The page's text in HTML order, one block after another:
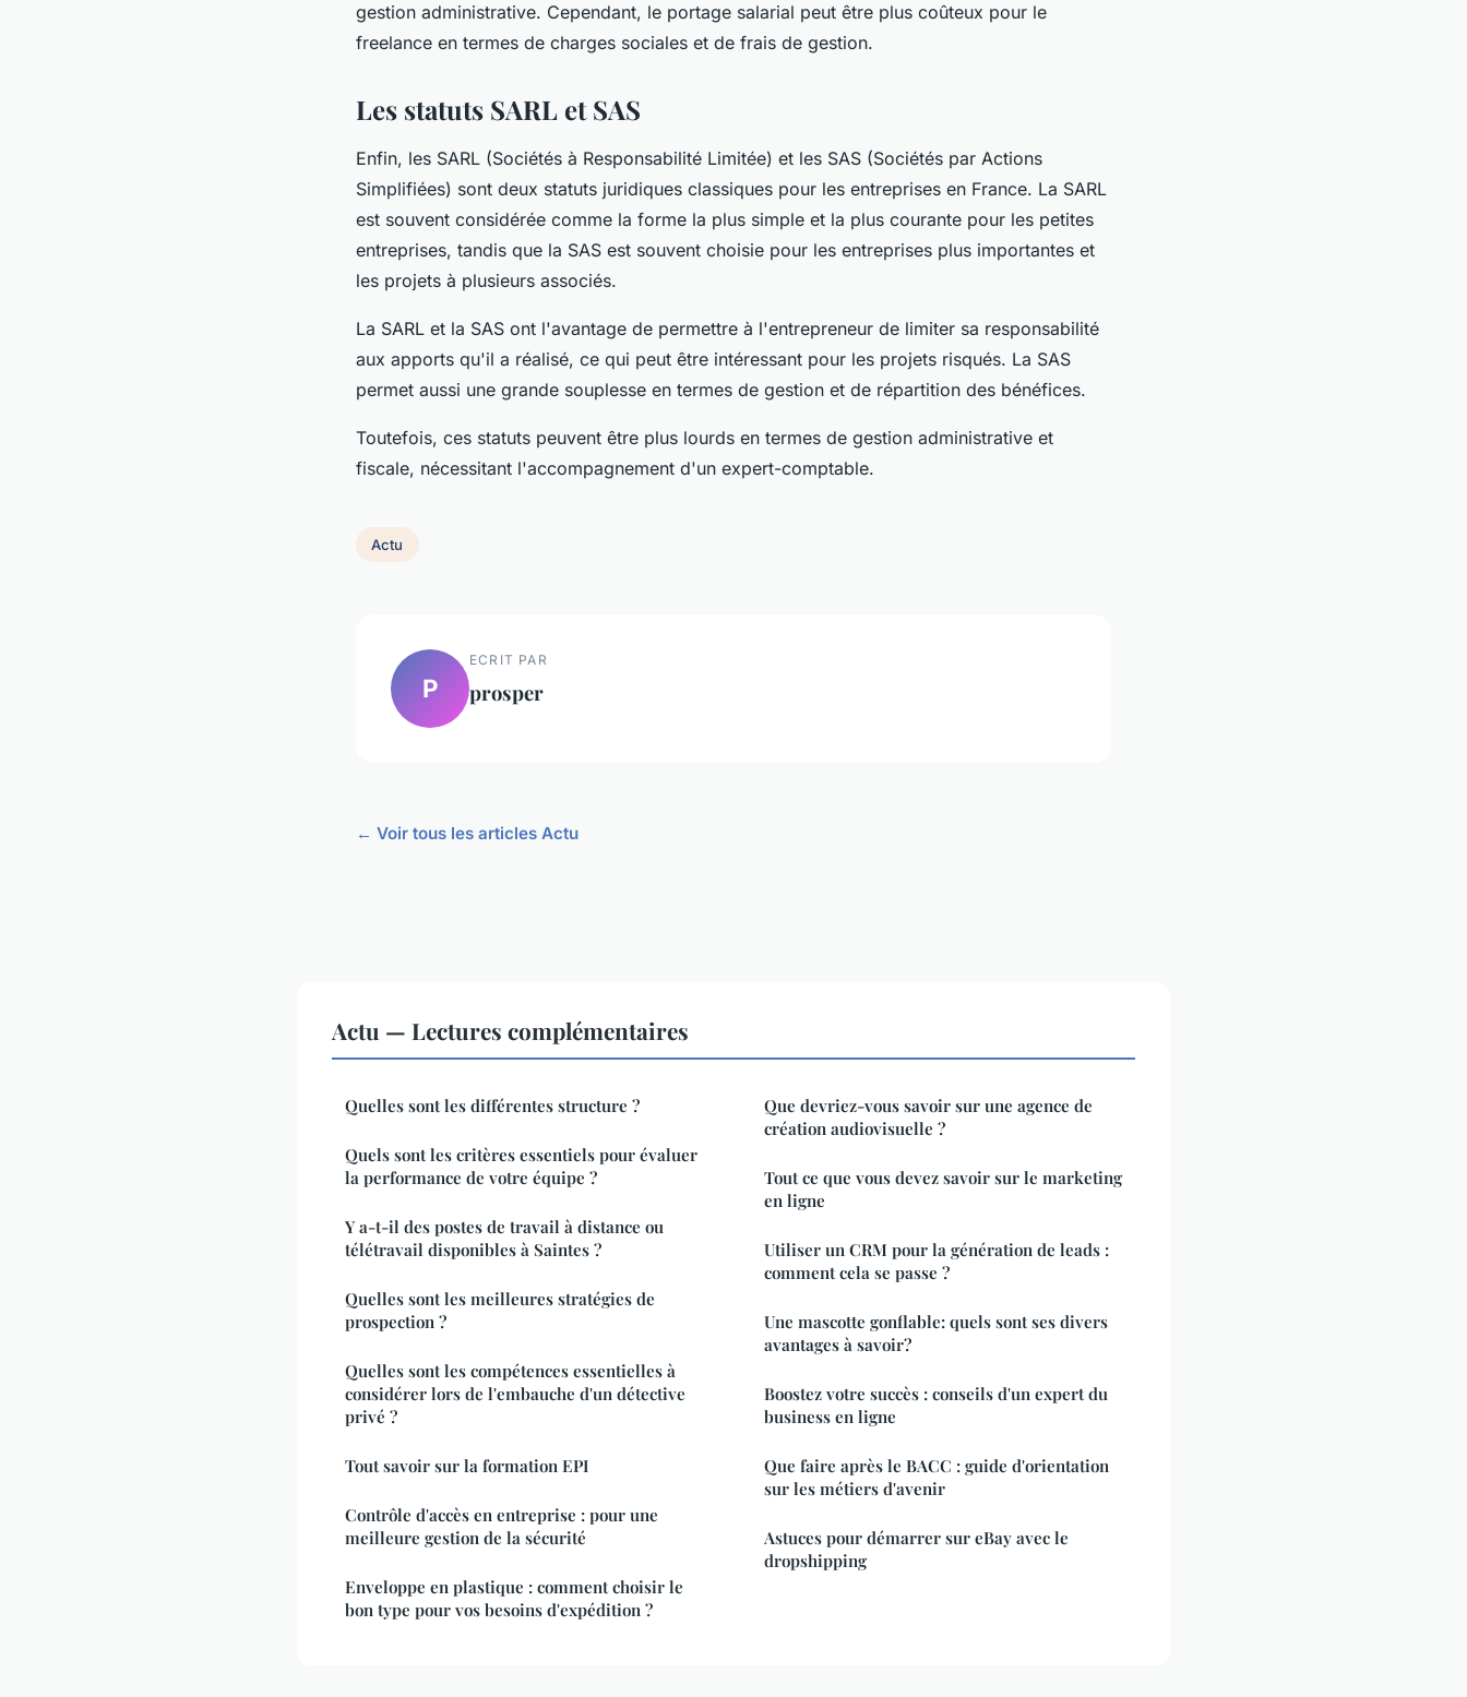
gestion administrative. Cependant, le portage salarial peut être plus coûteux pour le
freelance en termes de charges sociales et de frais de gestion.
Les statuts SARL et SAS
Enfin, les SARL (Sociétés à Responsabilité Limitée) et les SAS (Sociétés par Actions
Simplifiées) sont deux statuts juridiques classiques pour les entreprises en France. La SARL
est souvent considérée comme la forme la plus simple et la plus courante pour les petites
entreprises, tandis que la SAS est souvent choisie pour les entreprises plus importantes et
les projets à plusieurs associés.
La SARL et la SAS ont l'avantage de permettre à l'entrepreneur de limiter sa responsabilité
aux apports qu'il a réalisé, ce qui peut être intéressant pour les projets risqués. La SAS
permet aussi une grande souplesse en termes de gestion et de répartition des bénéfices.
Toutefois, ces statuts peuvent être plus lourds en termes de gestion administrative et
fiscale, nécessitant l'accompagnement d'un expert-comptable.
Actu
P
ECRIT PAR
prosper
← Voir tous les articles Actu
Actu — Lectures complémentaires
Quelles sont les différentes structure ?
Quels sont les critères essentiels pour évaluer
la performance de votre équipe ?
Y a-t-il des postes de travail à distance ou
télétravail disponibles à Saintes ?
Quelles sont les meilleures stratégies de
prospection ?
Quelles sont les compétences essentielles à
considérer lors de l'embauche d'un détective
privé ?
Tout savoir sur la formation EPI
Contrôle d'accès en entreprise : pour une
meilleure gestion de la sécurité
Enveloppe en plastique : comment choisir le
bon type pour vos besoins d'expédition ?
Que devriez-vous savoir sur une agence de
création audiovisuelle ?
Tout ce que vous devez savoir sur le marketing
en ligne
Utiliser un CRM pour la génération de leads :
comment cela se passe ?
Une mascotte gonflable: quels sont ses divers
avantages à savoir?
Boostez votre succès : conseils d'un expert du
business en ligne
Que faire après le BACC : guide d'orientation
sur les métiers d'avenir
Astuces pour démarrer sur eBay avec le
dropshipping